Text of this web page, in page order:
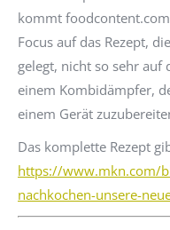
kommt
Focus auf das Rezept,
gelegt, nicht so sehr auf
einem Kombidämpfer,
einem Gerät
Das komplette Rezept
https://www.mkn.com/
nachkochen-unsere-